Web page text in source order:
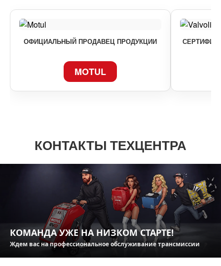
ОФИЦИАЛЬНЫЙ ПРОДАВЕЦ ПРОДУКЦИИ
MOTUL
КОНТАКТЫ ТЕХЦЕНТРА
КОМАНДА УЖЕ НА НИЗКОМ СТАРТЕ!
Ждем вас на профессиональное обслуживание трансмиссии